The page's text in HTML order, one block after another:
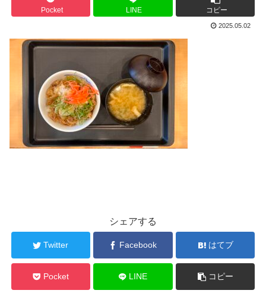
Pocket LINE コピー
2025.05.02
シェアする
Twitter Facebook はてブ
Pocket LINE コピー